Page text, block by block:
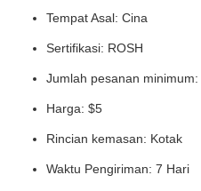
Tempat Asal: Cina
Sertifikasi: ROSH
Jumlah pesanan
Harga: $5
Rincian kemasan: Kotak
Waktu Pengiriman: 7 Hari